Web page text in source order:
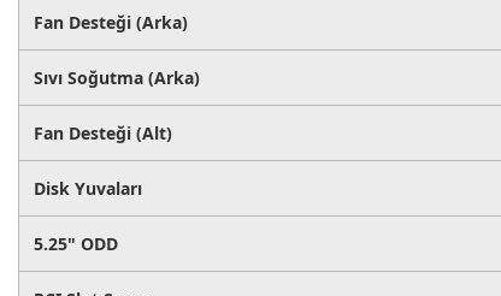
Fan Desteği (Arka)
Sıvı Soğutma (Arka)
Fan Desteği (Alt)
Disk Yuvaları
5.25" ODD